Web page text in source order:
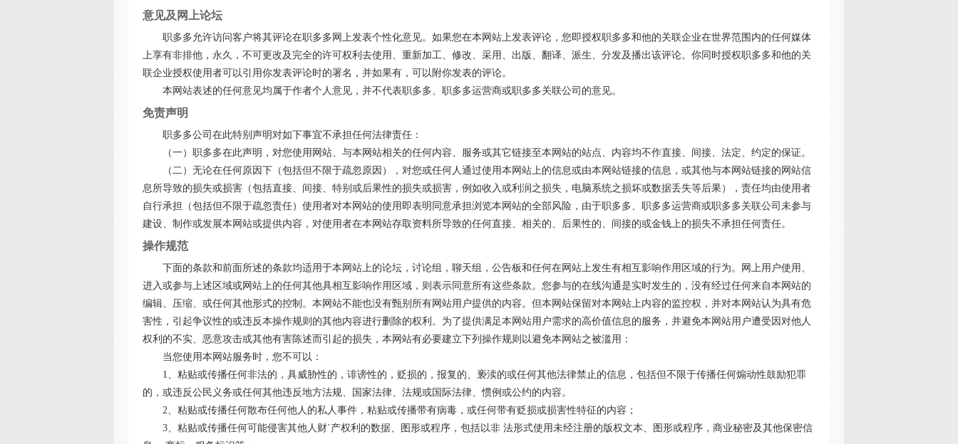
意见及网上论坛
职多多允许访问客户将其评论在职多多网上发表个性化意见。如果您在本网站上发表评论，您即授权职多多和他的关联企业在世界范围内的任何媒体
上享有非排他，永久，不可更改及完全的许可权利去使用、重新加工、修改、采用、出版、翻译、派生、分发及播出该评论。你同时授权职多多和他的关
联企业授权使用者可以引用你发表评论时的署名，并如果有，可以附你发表的评论。
本网站表述的任何意见均属于作者个人意见，并不代表职多多、职多多运营商或职多多关联公司的意见。
免责声明
职多多公司在此特别声明对如下事宜不承担任何法律责任：
（一）职多多在此声明，对您使用网站、与本网站相关的任何内容、服务或其它链接至本网站的站点、内容均不作直接、间接、法定、约定的保证。
（二）无论在任何原因下（包括但不限于疏忽原因），对您或任何人通过使用本网站上的信息或由本网站链接的信息，或其他与本网站链接的网站信
息所导致的损失或损害（包括直接、间接、特别或后果性的损失或损害，例如收入或利润之损失，电脑系统之损坏或数据丢失等后果），责任均由使用者
自行承担（包括但不限于疏忽责任）使用者对本网站的使用即表明同意承担浏览本网站的全部风险，由于职多多、职多多运营商或职多多关联公司未参与
建设、制作或发展本网站或提供内容，对使用者在本网站存取资料所导致的任何直接、相关的、后果性的、间接的或金钱上的损失不承担任何责任。
操作规范
下面的条款和前面所述的条款均适用于本网站上的论坛，讨论组，聊天组，公告板和任何在网站上发生有相互影响作用区域的行为。网上用户使用、
进入或参与上述区域或网站上的任何其他具相互影响作用区域，则表示同意所有这些条款。您参与的在线沟通是实时发生的，没有经过任何来自本网站的
编辑、压缩、或任何其他形式的控制。本网站不能也没有甄别所有网站用户提供的内容。但本网站保留对本网站上内容的监控权，并对本网站认为具有危
害性，引起争议性的或违反本操作规则的其他内容进行删除的权利。为了提供满足本网站用户需求的高价值信息的服务，并避免本网站用户遭受因对他人
权利的不实、恶意攻击或其他有害陈述而引起的损失，本网站有必要建立下列操作规则以避免本网站之被滥用：
当您使用本网站服务时，您不可以：
1、粘贴或传播任何非法的，具威胁性的，诽谤性的，贬损的，报复的、亵渎的或任何其他法律禁止的信息，包括但不限于传播任何煽动性鼓励犯罪
的，或违反公民义务或任何其他违反地方法规、国家法律、法规或国际法律、惯例或公约的内容。
2、粘贴或传播任何散布任何他人的私人事件，粘贴或传播带有病毒，或任何带有贬损或损害性特征的内容；
3、粘贴或传播任何可能侵害其他人财`产权利的数据、图形或程序，包括以非 法形式使用未经注册的版权文本、图形或程序，商业秘密及其他保密信